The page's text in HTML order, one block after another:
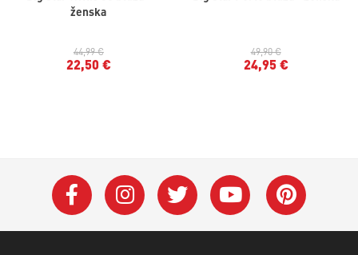
ženska
44,99 €
22,50 €
49,90 €
24,95 €